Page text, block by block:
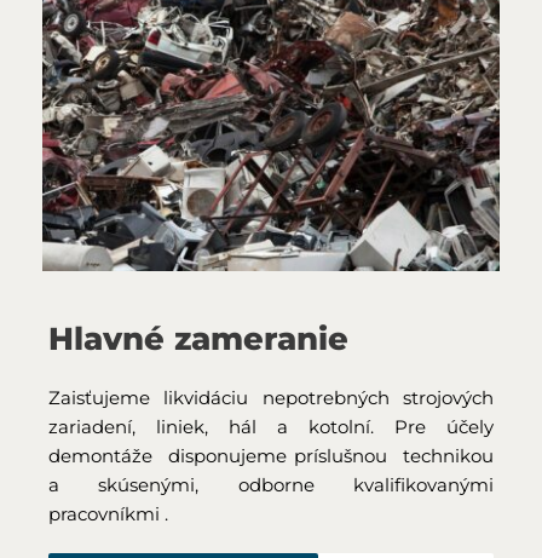
Hlavné zameranie
Zaisťujeme likvidáciu nepotrebných strojových
zariadení, liniek, hál a kotolní. Pre účely
demontáže  disponujeme príslušnou  technikou
a skúsenými, odborne kvalifikovanými
pracovníkmi .